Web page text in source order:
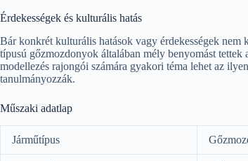
Érdekességek és kulturális hatás
Bár konkrét kulturális hatások vagy érdekességek
típusú gőzmozdonyok általában mély benyomást
modellezés rajongói számára gyakori téma lehet az
tanulmányozzák.
Műszaki adatlap
Járműtípus